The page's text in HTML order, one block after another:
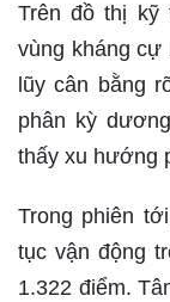
Trên đồ thị kỹ
vùng kháng cự
lũy cân bằng
phân kỳ
thấy xu hướng
Trong phiên
tục vận động
1.322 điểm.